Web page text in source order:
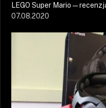
LEGO Super Mario —
07.08.2020